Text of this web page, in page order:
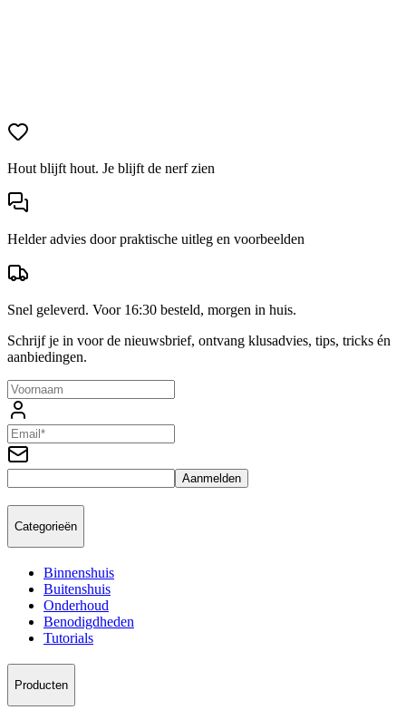
Hout blijft hout. Je blijft de nerf zien
Helder advies door praktische uitleg en voorbeelden
Snel geleverd. Voor 16:30 besteld, morgen in huis.
Schrijf je in voor de nieuwsbrief, ontvang klusadvies, tips, tricks én
aanbiedingen.
Aanmelden
Categorieën
Binnenshuis
Buitenshuis
Onderhoud
Benodigdheden
Tutorials
Producten